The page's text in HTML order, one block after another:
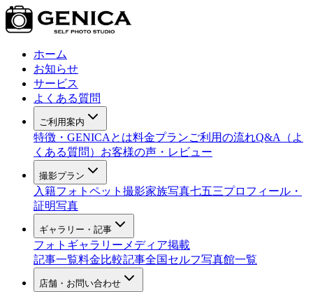
ホーム
お知らせ
サービス
よくある質問
ご利用案内
特徴・GENICAとは料金プランご利用の流れQ&A（よ
くある質問） お客様の声・レビュー
撮影プラン
入籍フォト ペット撮影家族写真七五三プロフィール・
証明写真
ギャラリー・記事
フォトギャラリー メディア掲載
記事一覧料金比較記事全国セルフ写真館一覧
店舗・お問い合わせ